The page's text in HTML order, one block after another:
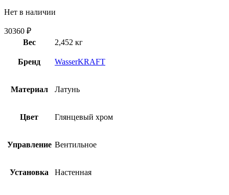
Нет в наличии
30360 ₽
Вес
2,452 кг
Бренд WasserKRAFT
Материал Латунь
Цвет Глянцевый хром
Управление Вентильное
Установка Настенная